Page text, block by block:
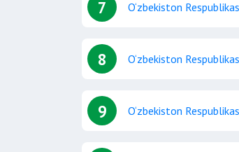
7 O‘zbekiston
8 O‘zbekiston
9 O‘zbekiston